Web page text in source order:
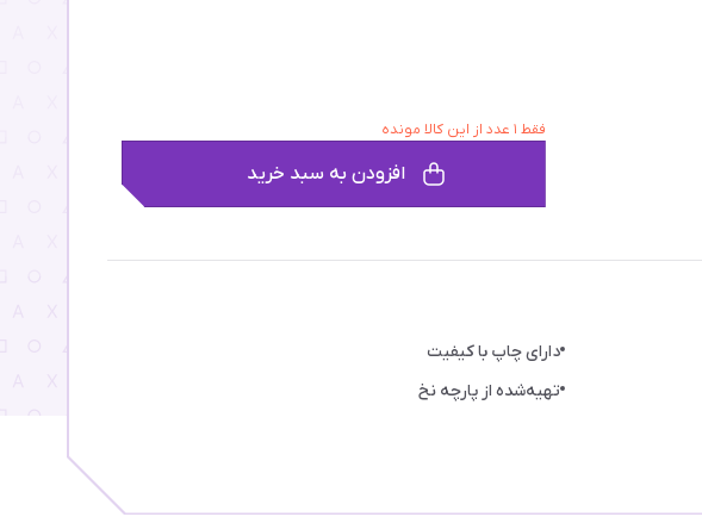
فقط ۱ عدد از این کالا مونده
افزودن به سبد خرید
دارای چاپ با کیفیت
تهیه‌شده از پارچه نخ